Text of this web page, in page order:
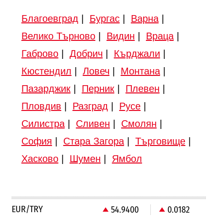
Благоевград Бургас| Варна|
Велико Търново| Видин Враца|
Габрово| Добрич Кърджали
Кюстендил
Ловеч Монтана|
Пазарджик| Перник| Плевен
Пловдив
Разград Русе|
Силистра| Сливен Смолян
София
Стара Загора| Търговище|
Хасково| Шумен Ямбол
EUR/TRY 54.9400
0.0182